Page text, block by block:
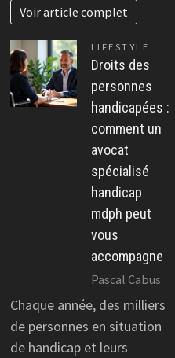
Voir article complet
LIFESTYLE
Droits des
personnes
handicapées :
comment un
avocat
spécialisé
handicap
mdph peut
vous
accompagne
Pascal Cabus
Chaque année, des milliers
de personnes en situation
de handicap et leurs